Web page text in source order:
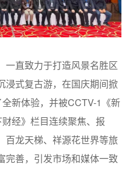
一直致力于打造风景名胜区
浸式复古游，在国庆期间掀
新体验，并被CCTV-1《新
经》栏目连续聚焦、报
百龙天梯、祥源花世界等旅
完善，引发市场和媒体一致